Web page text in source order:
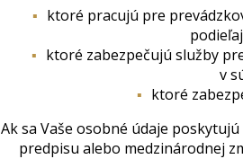
ktoré pracujú pre
ktoré zabezpečujú služby
v
ktoré
Ak sa Vaše osobné údaje
predpisu alebo medzinárodnej